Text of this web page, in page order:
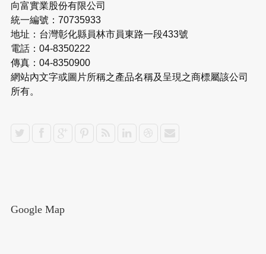
向富實業股份有限公司
統一編號：70735933
地址：台灣彰化縣員林市員東路一段433號
電話：04-8350222
傳真：04-8350900
網站內文字或圖片所稱之產品名稱及呈現之商標屬該公司
所有。
Google Map